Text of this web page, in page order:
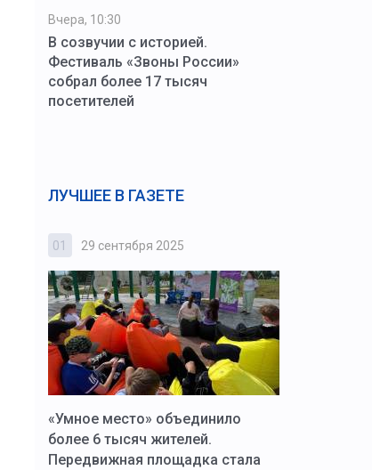
Вчера, 10:30
В созвучии с историей.
Фестиваль «Звоны России»
собрал более 17 тысяч
посетителей
ЛУЧШЕЕ В ГАЗЕТЕ
со
01 29 сентября 2025
«Умное место» объединило
более 6 тысяч жителей.
Передвижная площадка стала